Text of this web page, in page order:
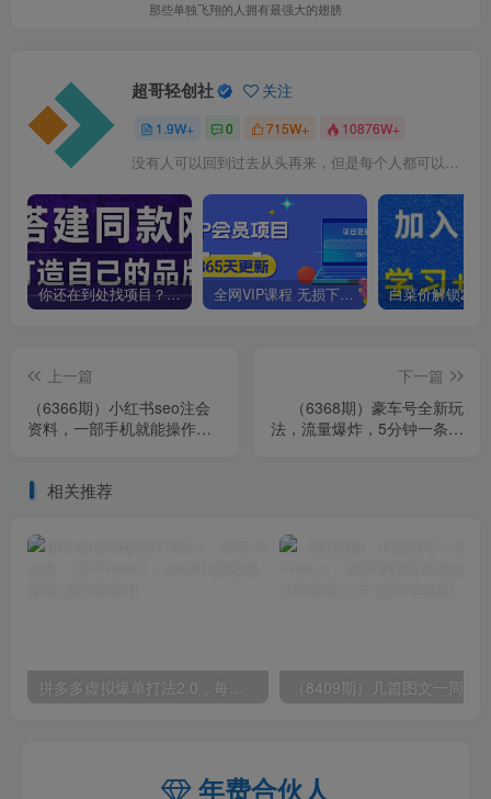
那些单独飞翔的人拥有最强大的翅膀
超哥轻创社 关注
1.9W+ 0 715W+ 10876W+
没有人可以回到过去从头再来，但是每个人都可以从今天开始，创造一个全新的结局
你还在到处找项目？还在当韭菜？我靠卖项目一个月收入5万+，曾经我也是个失败者。 全网VIP课程 无损下载~
上一篇
（6366期）小红书seo注会
资料，一部手机就能操作，
下一篇
（6368期）豪车号全新玩
法，流量爆炸，5分钟一条作
相关推荐
年费合伙人